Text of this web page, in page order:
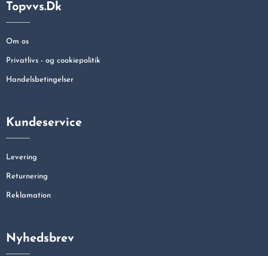
Topvvs.dk
Om os
Privatlivs - og cookiepolitik
Handelsbetingelser
Kundeservice
Levering
Returnering
Reklamation
Nyhedsbrev